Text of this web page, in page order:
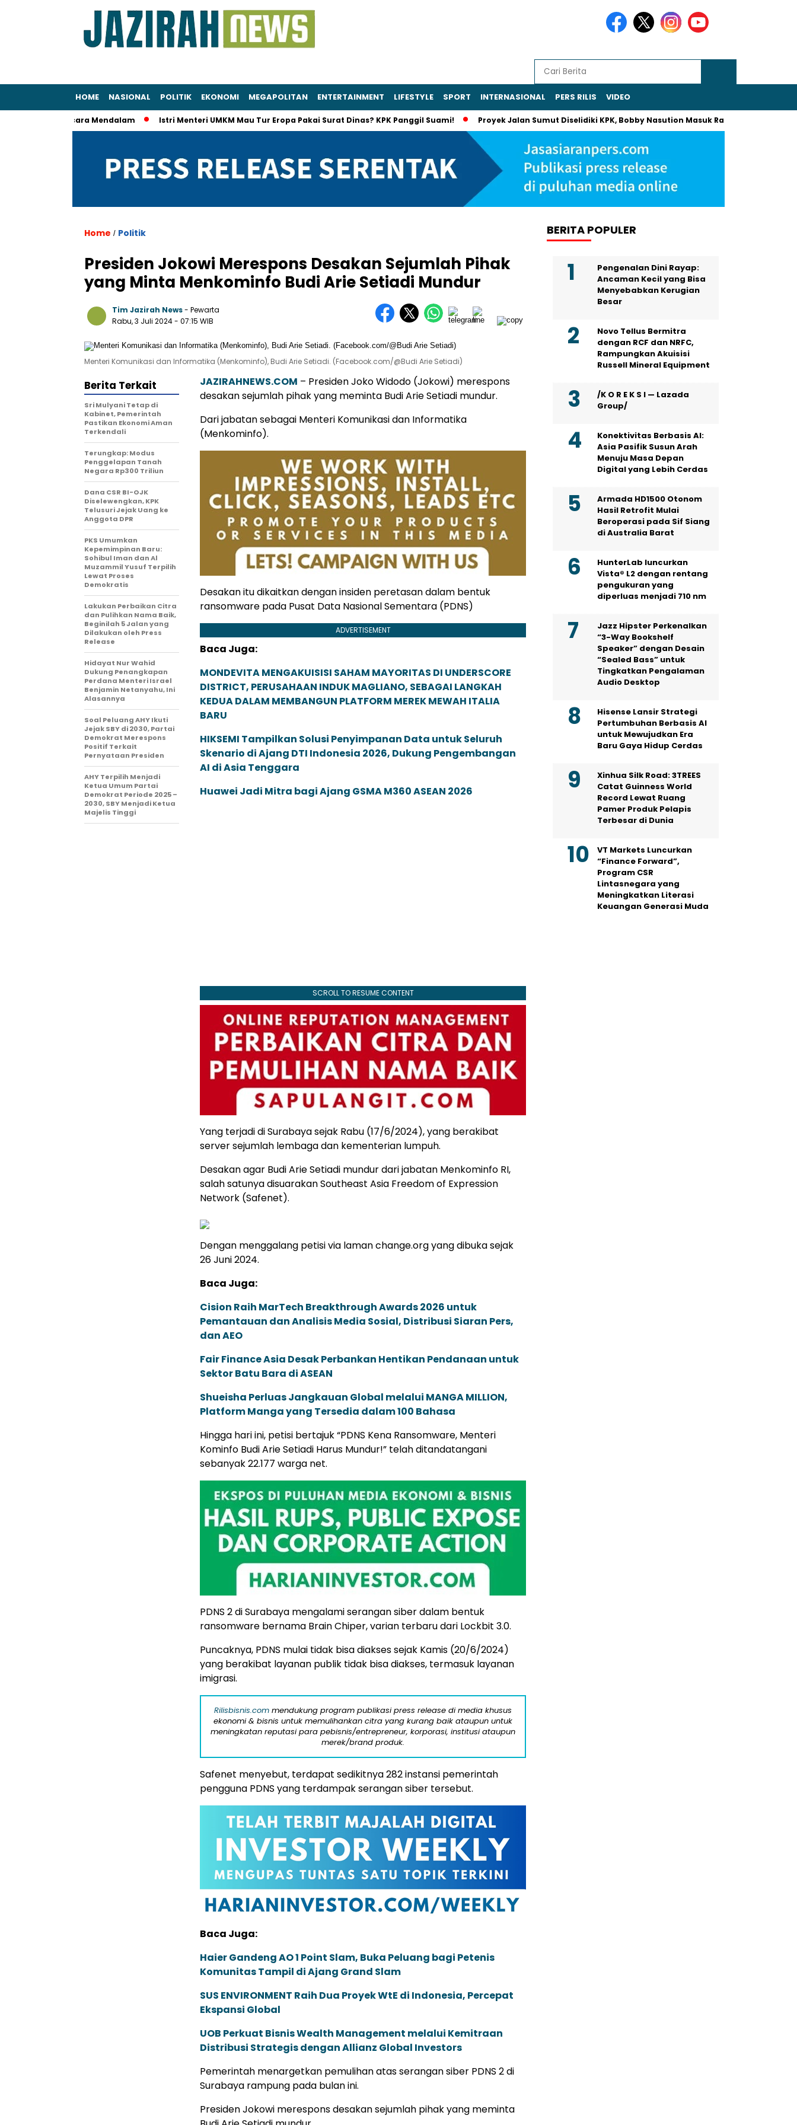
HOME NASIONAL POLITIK EKONOMI MEGAPOLITAN ENTERTAINMENT LIFESTYLE SPORT INTERNASIONAL PERS RILIS VIDEO
KPK Secara Mendalam Istri Menteri UMKM Mau Tur Eropa Pakai Surat Dinas? KPK Panggil Suami! Proyek Jalan Sumut Diselidiki KPK, Bobby Nasution Masuk Radar Pemeriksaan
Home / Politik
Presiden Jokowi Merespons Desakan Sejumlah Pihak
yang Minta Menkominfo Budi Arie Setiadi Mundur
Tim Jazirah News- Pewarta
Rabu, 3 Juli 2024- 07:15 WIB
Menteri Komunikasi dan Informatika (Menkominfo), Budi Arie Setiadi. (Facebook.com/@Budi Arie Setiadi)
JAZIRAHNEWS.COM – Presiden Joko Widodo (Jokowi) merespons
desakan sejumlah pihak yang meminta Budi Arie Setiadi mundur.
Dari jabatan sebagai Menteri Komunikasi dan Informatika
(Menkominfo).
Desakan itu dikaitkan dengan insiden peretasan dalam bentuk
ransomware pada Pusat Data Nasional Sementara (PDNS)
ADVERTISEMENT
Baca Juga:
MONDEVITA MENGAKUISISI SAHAM MAYORITAS DI UNDERSCORE
DISTRICT, PERUSAHAAN INDUK MAGLIANO, SEBAGAI LANGKAH
KEDUA DALAM MEMBANGUN PLATFORM MEREK MEWAH ITALIA
BARU
HIKSEMI Tampilkan Solusi Penyimpanan Data untuk Seluruh
Skenario di Ajang DTI Indonesia 2026, Dukung Pengembangan
AI di Asia Tenggara
Huawei Jadi Mitra bagi Ajang GSMA M360 ASEAN 2026
SCROLL TO RESUME CONTENT
Yang terjadi di Surabaya sejak Rabu (17/6/2024), yang berakibat
server sejumlah lembaga dan kementerian lumpuh.
Desakan agar Budi Arie Setiadi mundur dari jabatan Menkominfo RI,
salah satunya disuarakan Southeast Asia Freedom of Expression
Network (Safenet).
Dengan menggalang petisi via laman change.org yang dibuka sejak
26 Juni 2024.
Baca Juga:
Cision Raih MarTech Breakthrough Awards 2026 untuk
Pemantauan dan Analisis Media Sosial, Distribusi Siaran Pers,
dan AEO
Fair Finance Asia Desak Perbankan Hentikan Pendanaan untuk
Sektor Batu Bara di ASEAN
Shueisha Perluas Jangkauan Global melalui MANGA MILLION,
Platform Manga yang Tersedia dalam 100 Bahasa
Hingga hari ini, petisi bertajuk “PDNS Kena Ransomware, Menteri
Kominfo Budi Arie Setiadi Harus Mundur!” telah ditandatangani
sebanyak 22.177 warga net.
PDNS 2 di Surabaya mengalami serangan siber dalam bentuk
ransomware bernama Brain Chiper, varian terbaru dari Lockbit 3.0.
Puncaknya, PDNS mulai tidak bisa diakses sejak Kamis (20/6/2024)
yang berakibat layanan publik tidak bisa diakses, termasuk layanan
imigrasi.
Rilisbisnis.com mendukung program publikasi press release di media khusus
ekonomi & bisnis untuk memulihankan citra yang kurang baik ataupun untuk
meningkatan reputasi para pebisnis/entrepreneur, korporasi, institusi ataupun
merek/brand produk.
Safenet menyebut, terdapat sedikitnya 282 instansi pemerintah
pengguna PDNS yang terdampak serangan siber tersebut.
Baca Juga:
Haier Gandeng AO 1 Point Slam, Buka Peluang bagi Petenis
Komunitas Tampil di Ajang Grand Slam
SUS ENVIRONMENT Raih Dua Proyek WtE di Indonesia, Percepat
Ekspansi Global
UOB Perkuat Bisnis Wealth Management melalui Kemitraan
Distribusi Strategis dengan Allianz Global Investors
Pemerintah menargetkan pemulihan atas serangan siber PDNS 2 di
Surabaya rampung pada bulan ini.
Presiden Jokowi merespons desakan sejumlah pihak yang meminta
Berita Terkait
Sri Mulyani Tetap di
Kabinet, Pemerintah
Pastikan Ekonomi Aman
Terkendali
Terungkap: Modus
Penggelapan Tanah
Negara Rp300 Triliun
Dana CSR BI-OJK
Diselewengkan, KPK
Telusuri Jejak Uang ke
Anggota DPR
PKS Umumkan
Kepemimpinan Baru:
Sohibul Iman dan Al
Muzammil Yusuf Terpilih
Lewat Proses
Demokratis
Lakukan Perbaikan Citra
dan Pulihkan Nama Baik,
Beginilah 5 Jalan yang
Dilakukan oleh Press
Release
Hidayat Nur Wahid
Dukung Penangkapan
Perdana Menteri Israel
Benjamin Netanyahu, Ini
Alasannya
Soal Peluang AHY Ikuti
Jejak SBY di 2030, Partai
Demokrat Merespons
Positif Terkait
Pernyataan Presiden
AHY Terpilih Menjadi
Ketua Umum Partai
Demokrat Periode 2025 –
2030, SBY Menjadi Ketua
Majelis Tinggi
BERITA POPULER
Pengenalan Dini Rayap:
Ancaman Kecil yang Bisa
Menyebabkan Kerugian
Besar
Novo Tellus Bermitra
dengan RCF dan NRFC,
Rampungkan Akuisisi
Russell Mineral Equipment
/K O R E K S I — Lazada
Group/
Konektivitas Berbasis AI:
Asia Pasifik Susun Arah
Menuju Masa Depan
Digital yang Lebih Cerdas
Armada HD1500 Otonom
Hasil Retrofit Mulai
Beroperasi pada Sif Siang
di Australia Barat
HunterLab luncurkan
Vista® L2 dengan rentang
pengukuran yang
diperluas menjadi 710 nm
Jazz Hipster Perkenalkan
“3-Way Bookshelf
Speaker” dengan Desain
“Sealed Bass” untuk
Tingkatkan Pengalaman
Audio Desktop
Hisense Lansir Strategi
Pertumbuhan Berbasis AI
untuk Mewujudkan Era
Baru Gaya Hidup Cerdas
Xinhua Silk Road: 3TREES
Catat Guinness World
Record Lewat Ruang
Pamer Produk Pelapis
Terbesar di Dunia
VT Markets Luncurkan
“Finance Forward”,
Program CSR
Lintasnegara yang
Meningkatkan Literasi
Keuangan Generasi Muda